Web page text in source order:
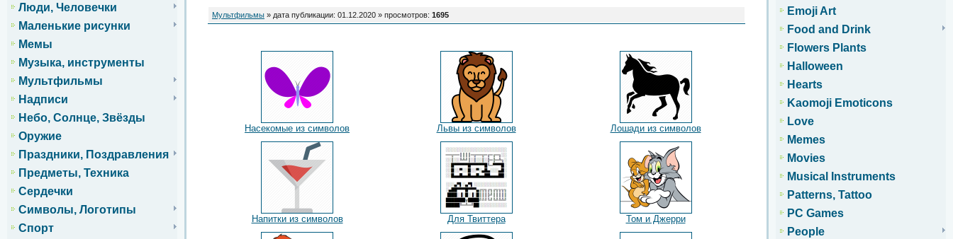
Люди, Человечки
Маленькие рисунки
Мемы
Музыка, инструменты
Мультфильмы
Надписи
Небо, Солнце, Звёзды
Оружие
Праздники, Поздравления
Предметы, Техника
Сердечки
Символы, Логотипы
Спорт
Мультфильмы » дата публикации: 01.12.2020 » просмотров: 1695
Насекомые из символов Львы из символов Лошади из символов
Напитки из символов Для Твиттера Том и Джерри
Emoji Art
Food and Drink
Flowers Plants
Halloween
Hearts
Kaomoji Emoticons
Love
Memes
Movies
Musical Instruments
Patterns, Tattoo
PC Games
People